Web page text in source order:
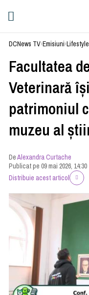
DCNews TV›Emisiuni›Lifestyle
Facultatea
Veterinară
patrimoniul
muzeu al
DeAlexandra Curtache
Publicat pe 09 mai 2026, 14:30
Distribuie acest articol